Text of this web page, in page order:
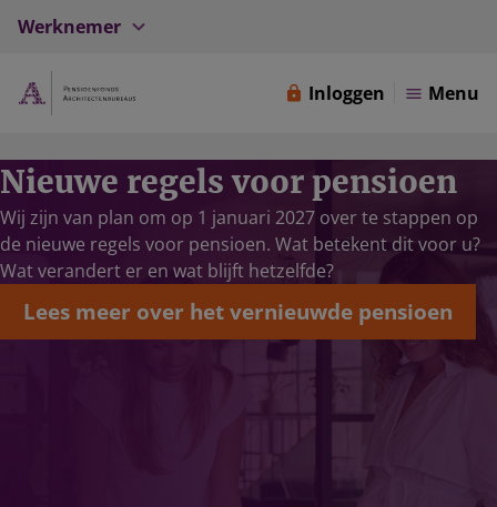
Werknemer
Inloggen Menu
Nieuwe regels voor pensioen
Wij zijn van plan om op 1 januari 2027 over te stappen op
de nieuwe regels voor pensioen. Wat betekent dit voor u?
Wat verandert er en wat blijft hetzelfde?
Lees meer over het vernieuwde pensioen